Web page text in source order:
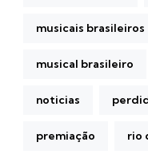
musicais brasileiros
musical brasileiro
noticias
premiação rio